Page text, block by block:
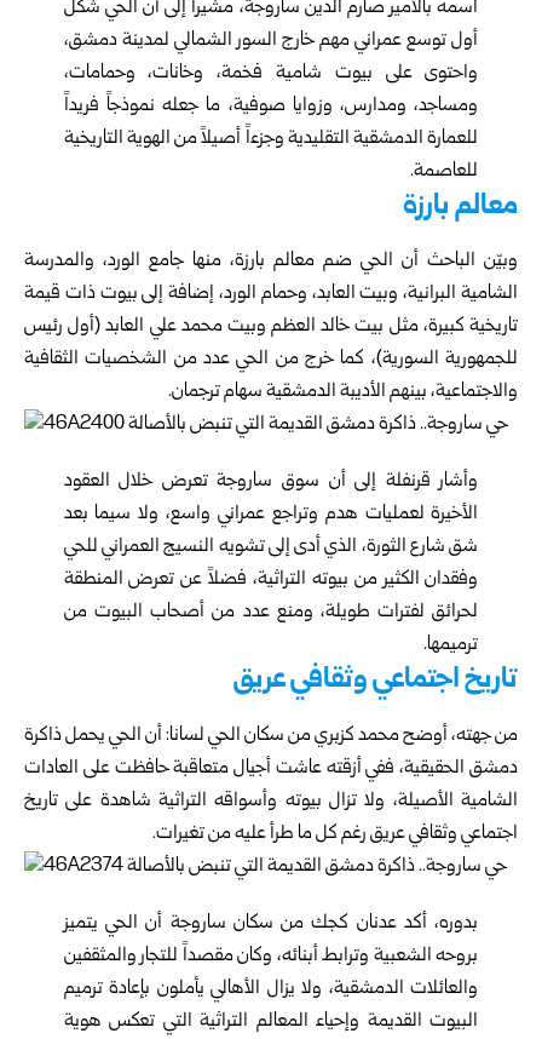
اسمه بالأمير صارم الدين ساروجة، مشيراً إلى أن الحي شكّل
أول توسع عمراني مهم خارج السور الشمالي لمدينة دمشق،
واحتوى على بيوت شامية فخمة، وخانات، وحمامات،
ومساجد، ومدارس، وزوايا صوفية، ما جعله نموذجاً فريداً
للعمارة الدمشقية التقليدية وجزءاً أصيلاً من الهوية التاريخية
للعاصمة.
معالم بارزة
وبيّن الباحث أن الحي ضم معالم بارزة، منها جامع الورد، والمدرسة
الشامية البرانية، وبيت العابد، وحمام الورد، إضافة إلى بيوت ذات قيمة
تاريخية كبيرة، مثل بيت خالد العظم وبيت محمد علي العابد (أول رئيس
للجمهورية السورية)، كما خرج من الحي عدد من الشخصيات الثقافية
والاجتماعية، بينهم الأديبة الدمشقية سهام ترجمان.
وأشار قرنفلة إلى أن سوق ساروجة تعرض خلال العقود
الأخيرة لعمليات هدم وتراجع عمراني واسع، ولا سيما بعد
شق شارع الثورة، الذي أدى إلى تشويه النسيج العمراني للحي
وفقدان الكثير من بيوته التراثية، فضلاً عن تعرض المنطقة
لحرائق لفترات طويلة، ومنع عدد من أصحاب البيوت من
ترميمها.
تاريخ اجتماعي وثقافي عريق
من جهته، أوضح محمد كزبري من سكان الحي لسانا: أن الحي يحمل ذاكرة
دمشق الحقيقية، ففي أزقته عاشت أجيال متعاقبة حافظت على العادات
الشامية الأصيلة، ولا تزال بيوته وأسواقه التراثية شاهدة على تاريخ
اجتماعي وثقافي عريق رغم كل ما طرأ عليه من تغيرات.
بدوره، أكد عدنان كجك من سكان ساروجة أن الحي يتميز
بروحه الشعبية وترابط أبنائه، وكان مقصداً للتجار والمثقفين
والعائلات الدمشقية، ولا يزال الأهالي يأملون بإعادة ترميم
البيوت القديمة وإحياء المعالم التراثية التي تعكس هوية